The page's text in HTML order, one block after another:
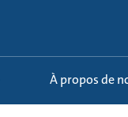
À propos de